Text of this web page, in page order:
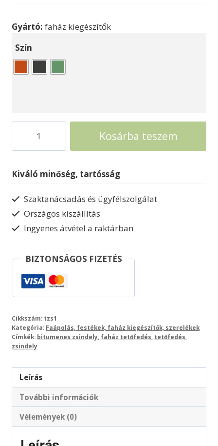
Gyártó: faház kiegészítők
Szín
zsindely
tetőfedés
Kosárba teszem
Kiváló minőség, tartósság
Szaktanácsadás és ügyfélszolgálat
Országos kiszállítás
Ingyenes átvétel a raktárban
BIZTONSÁGOS FIZETÉS
Cikkszám: tzs1
Kategória: Faápolás, festékek, faház kiegészítők, szerelékek
Címkék: bitumenes zsindely faház tetőfedés tetőfedés
zsindely
Leírás
További információk
Vélemények (0)